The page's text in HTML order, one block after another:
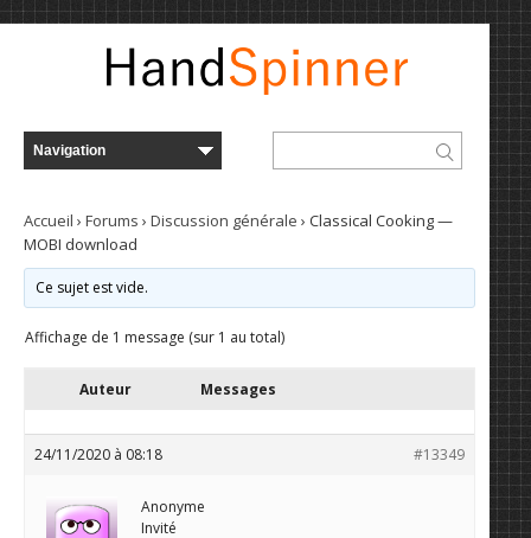
Accueil › Forums › Discussion générale › Classical Cooking —
MOBI download
Ce sujet est vide.
Affichage de 1 message (sur 1 au total)
Auteur Messages
24/11/2020 à 08:18 #13349
Anonyme
Invité